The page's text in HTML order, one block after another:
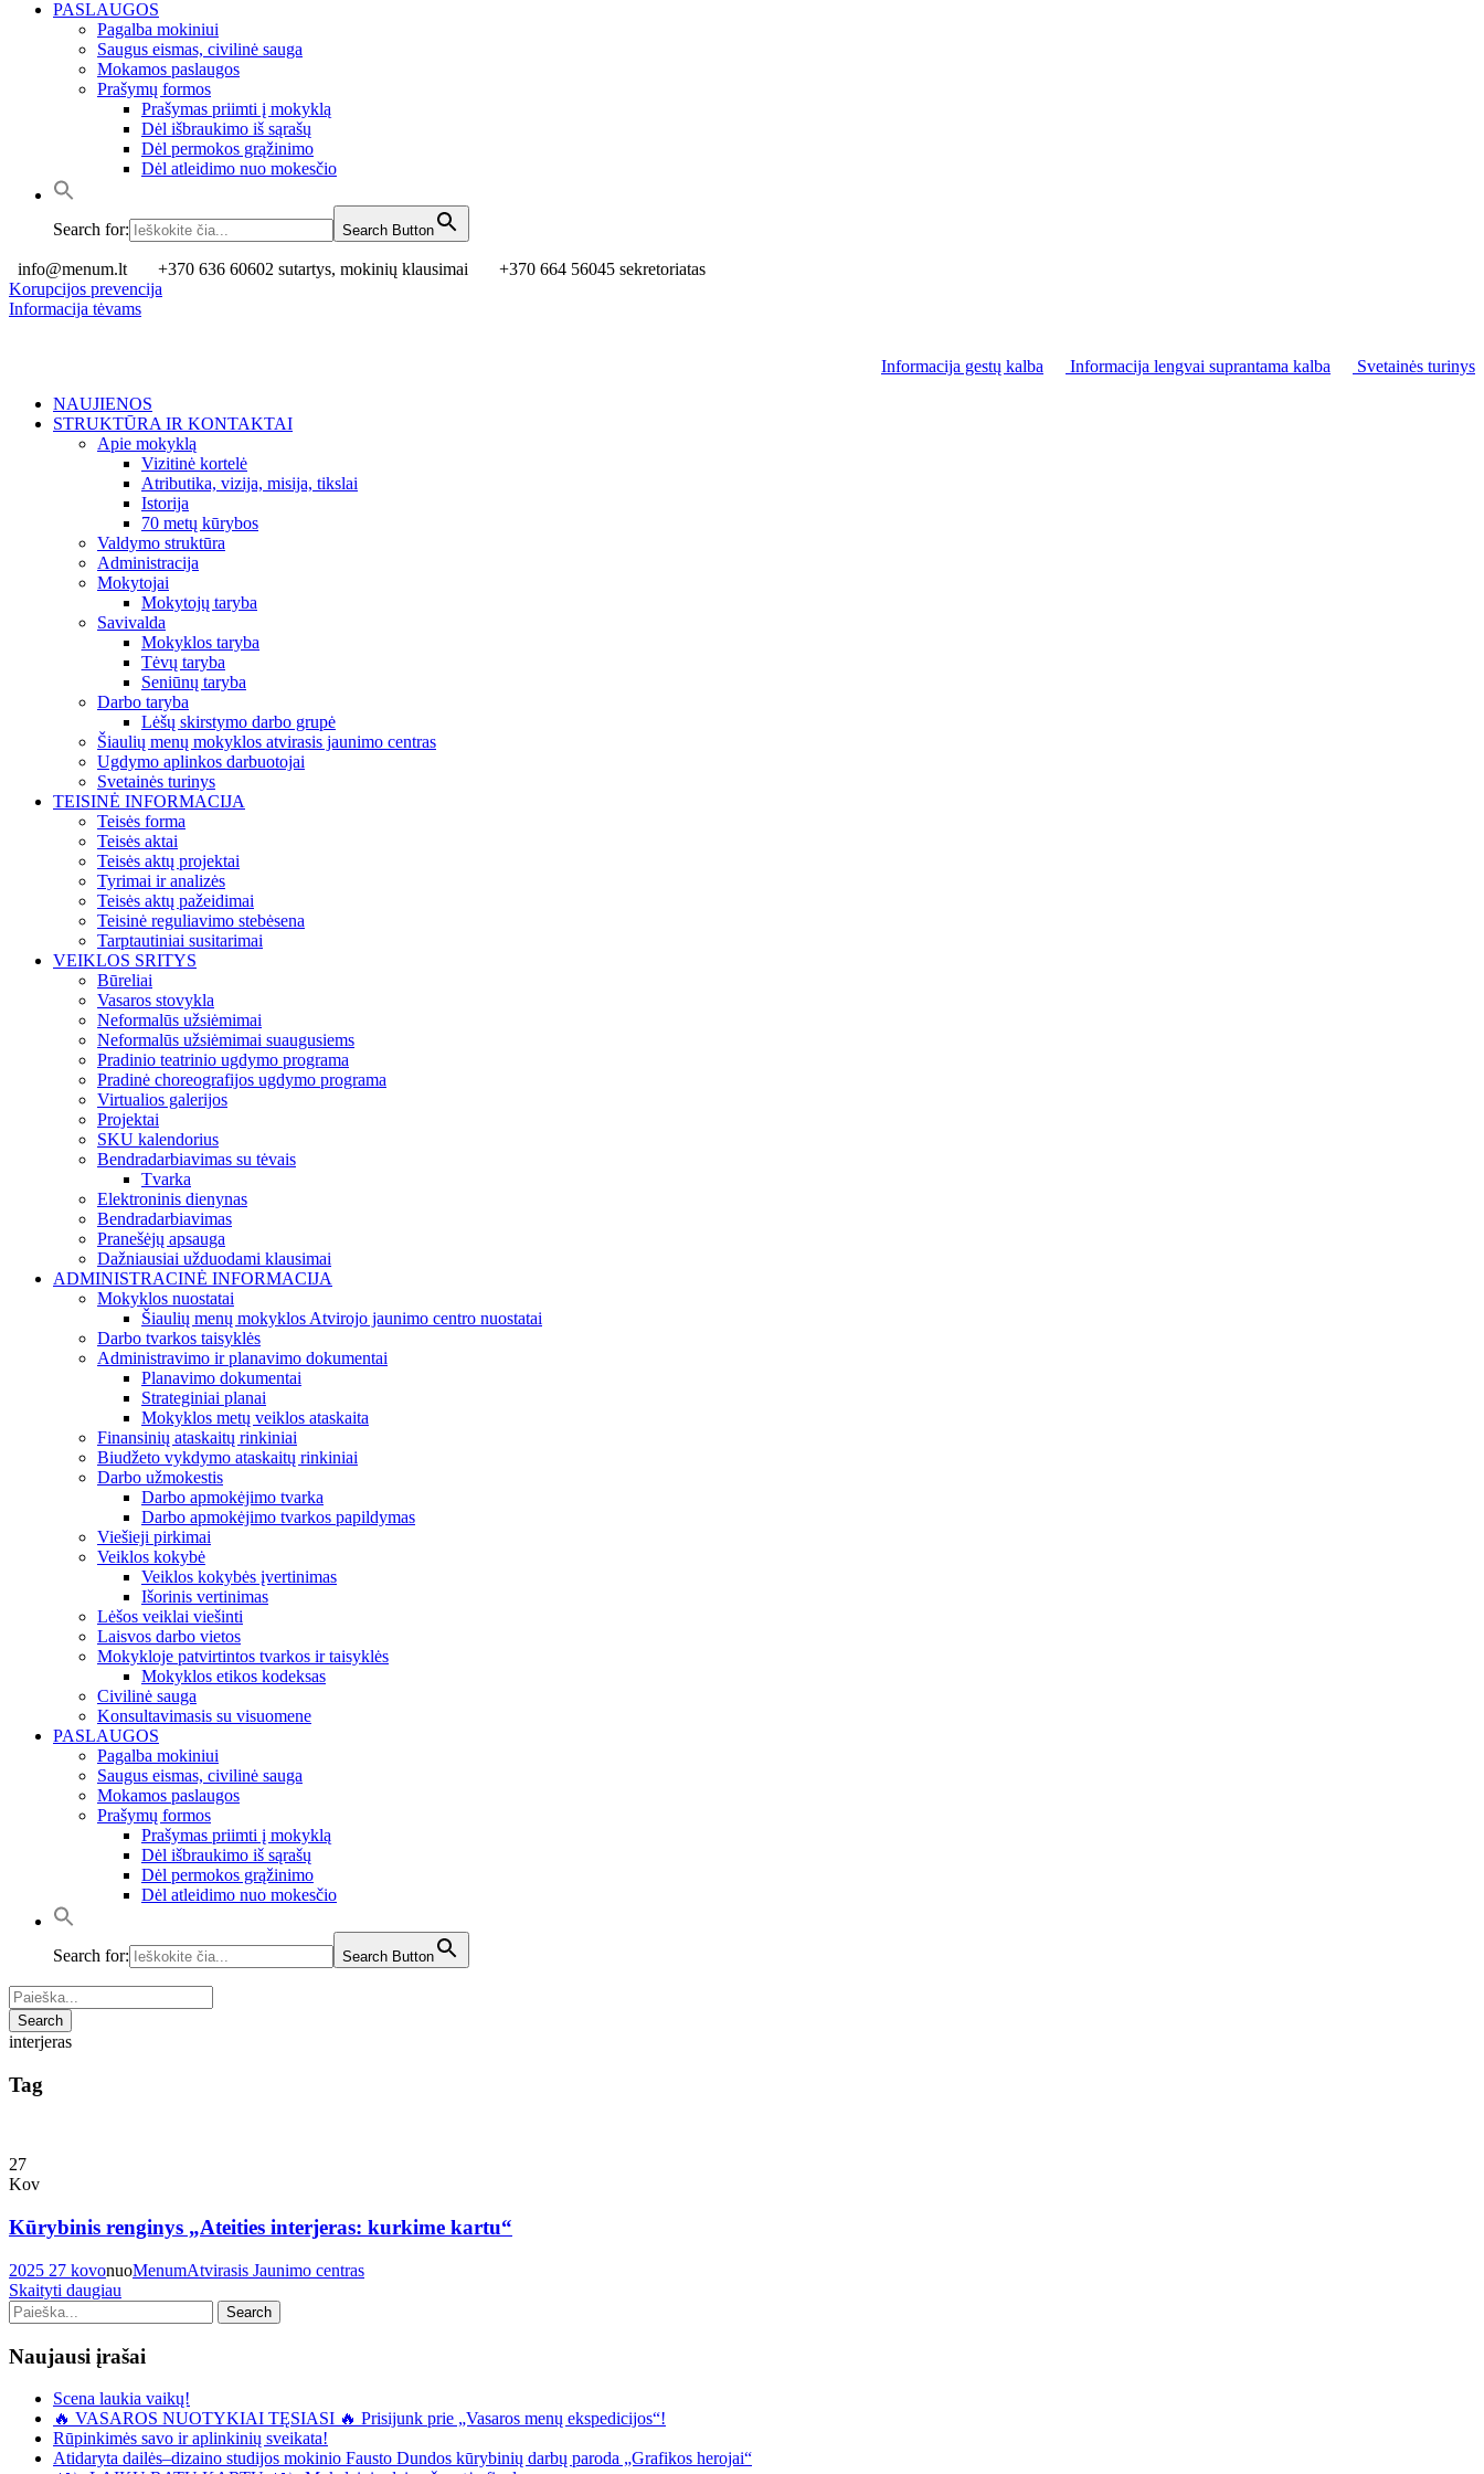
PASLAUGOS
Pagalba mokiniui
Saugus eismas, civilinė sauga
Mokamos paslaugos
Prašymų formos
Prašymas priimti į mokyklą
Dėl išbraukimo iš sąrašų
Dėl permokos grąžinimo
Dėl atleidimo nuo mokesčio
Search for: Search Button
info@menum.lt +370 636 60602 sutartys, mokinių klausimai
+370 664 56045 sekretoriatas
Korupcijos prevencija
Informacija tėvams
Informacija gestų kalba Informacija lengvai suprantama kalba
Svetainės turinys
NAUJIENOS
STRUKTŪRA IR KONTAKTAI
Apie mokyklą
Vizitinė kortelė
Atributika, vizija, misija, tikslai
Istorija
70 metų kūrybos
Valdymo struktūra
Administracija
Mokytojai
Mokytojų taryba
Savivalda
Mokyklos taryba
Tėvų taryba
Seniūnų taryba
Darbo taryba
Lėšų skirstymo darbo grupė
Šiaulių menų mokyklos atvirasis jaunimo centras
Ugdymo aplinkos darbuotojai
Svetainės turinys
TEISINĖ INFORMACIJA
Teisės forma
Teisės aktai
Teisės aktų projektai
Tyrimai ir analizės
Teisės aktų pažeidimai
Teisinė reguliavimo stebėsena
Tarptautiniai susitarimai
VEIKLOS SRITYS
Būreliai
Vasaros stovykla
Neformalūs užsiėmimai
Neformalūs užsiėmimai suaugusiems
Pradinio teatrinio ugdymo programa
Pradinė choreografijos ugdymo programa
Virtualios galerijos
Projektai
SKU kalendorius
Bendradarbiavimas su tėvais
Tvarka
Elektroninis dienynas
Bendradarbiavimas
Pranešėjų apsauga
Dažniausiai užduodami klausimai
ADMINISTRACINĖ INFORMACIJA
Mokyklos nuostatai
Šiaulių menų mokyklos Atvirojo jaunimo centro nuostatai
Darbo tvarkos taisyklės
Administravimo ir planavimo dokumentai
Planavimo dokumentai
Strateginiai planai
Mokyklos metų veiklos ataskaita
Finansinių ataskaitų rinkiniai
Biudžeto vykdymo ataskaitų rinkiniai
Darbo užmokestis
Darbo apmokėjimo tvarka
Darbo apmokėjimo tvarkos papildymas
Viešieji pirkimai
Veiklos kokybė
Veiklos kokybės įvertinimas
Išorinis vertinimas
Lėšos veiklai viešinti
Laisvos darbo vietos
Mokykloje patvirtintos tvarkos ir taisyklės
Mokyklos etikos kodeksas
Civilinė sauga
Konsultavimasis su visuomene
PASLAUGOS
Pagalba mokiniui
Saugus eismas, civilinė sauga
Mokamos paslaugos
Prašymų formos
Prašymas priimti į mokyklą
Dėl išbraukimo iš sąrašų
Dėl permokos grąžinimo
Dėl atleidimo nuo mokesčio
Search for: Search Button
interjeras
Tag
27
Kov
Kūrybinis renginys „Ateities interjeras: kurkime kartu“
2025 27 kovonuoMenumAtvirasis Jaunimo centras
Skaityti daugiau
Naujausi įrašai
Scena laukia vaikų!
🔥 VASAROS NUOTYKIAI TĘSIASI 🔥 Prisijunk prie „Vasaros menų ekspedicijos“!
Rūpinkimės savo ir aplinkinių sveikata!
Atidaryta dailės–dizaino studijos mokinio Fausto Dundos kūrybinių darbų paroda „Grafikos herojai“